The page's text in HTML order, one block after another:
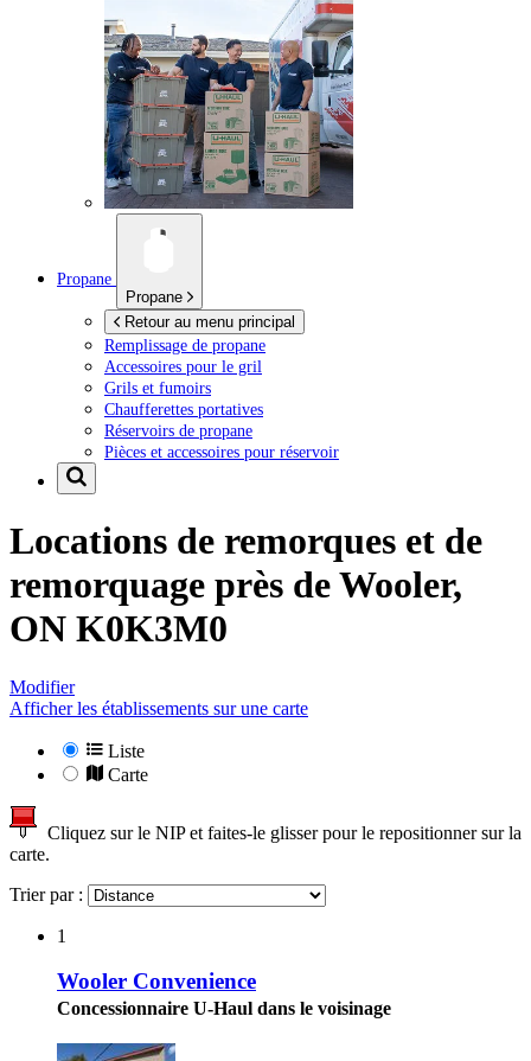
Propane
Propane
Retour au menu principal
Remplissage de propane
Accessoires pour le gril
Grils et fumoirs
Chaufferettes portatives
Réservoirs de propane
Pièces et accessoires pour réservoir
Locations de remorques et de
remorquage près deWooler,
ON K0K3M0
Modifier
Afficher les établissements sur une carte
Liste
Carte
Cliquez sur le NIP et faites-le glisser pour le repositionner sur la
carte.
Trier par :
1
Wooler Convenience
Concessionnaire U-Haul dans le voisinage